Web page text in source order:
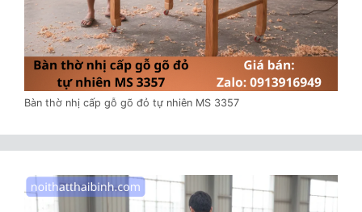
Bàn thờ nhị cấp gỗ gõ đỏ tự nhiên MS 3357